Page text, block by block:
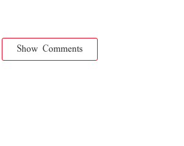
Show Comments